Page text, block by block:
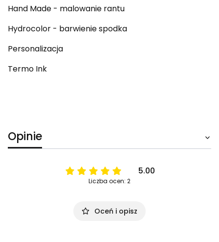
Hand Made - malowanie rantu
Hydrocolor - barwienie spodka
Personalizacja
Termo Ink
Opinie
5.00
Liczba ocen: 2
Oceń i opisz